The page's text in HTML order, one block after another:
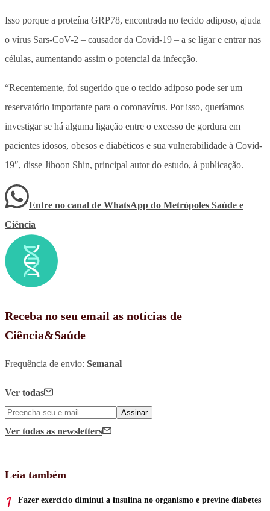
Isso porque a proteína GRP78, encontrada no tecido adiposo, ajuda
o vírus Sars-CoV-2 – causador da Covid-19 – a se ligar e entrar nas
células, aumentando assim o potencial da infecção.
“Recentemente, foi sugerido que o tecido adiposo pode ser um
reservatório importante para o coronavírus. Por isso, queríamos
investigar se há alguma ligação entre o excesso de gordura em
pacientes idosos, obesos e diabéticos e sua vulnerabilidade à Covid-
19″, disse Jihoon Shin, principal autor do estudo, à publicação.
Entre no canal de WhatsApp do Metrópoles Saúde e
Ciência
Receba no seu email as notícias de
Ciência&Saúde
Frequência de envio: Semanal
Ver todas
Assinar
Ver todas as newsletters
Leia também
Fazer exercício diminui a insulina no organismo e previne diabetes